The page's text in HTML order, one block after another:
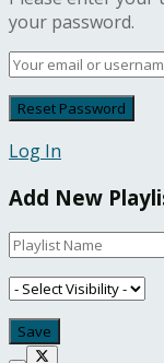
your password.
Log In
Add New